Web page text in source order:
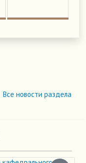
Все новости раздела